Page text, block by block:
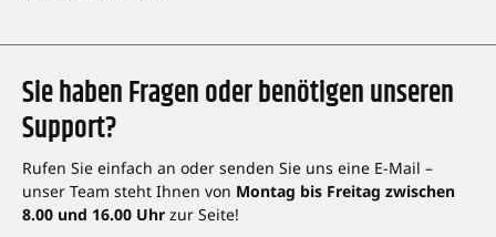
Sie haben Fragen oder benötigen unseren
Support?
Rufen Sie einfach an oder senden Sie uns eine E-Mail –
unser Team steht Ihnen von Montag bis Freitag zwischen
8.00 und 16.00 Uhr zur Seite!